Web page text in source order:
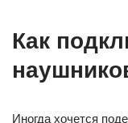
Как
Иногда хочется